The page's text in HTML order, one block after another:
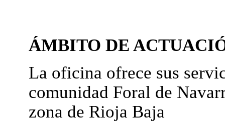
ÁMBITO DE
La oficina ofrece sus
comunidad Foral de
zona de Rioja Baja